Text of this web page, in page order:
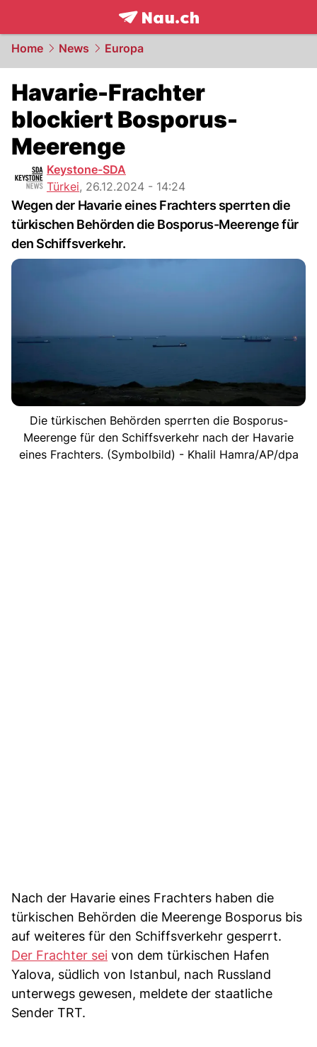
frontpage.NAU.ch
Home News Europa
Havarie-Frachter
blockiert Bosporus-
Meerenge
Keystone-SDA
Türkei, 26.12.2024 - 14:24
Wegen der Havarie eines Frachters sperrten die
türkischen Behörden die Bosporus-Meerenge für
den Schiffsverkehr.
Die türkischen Behörden sperrten die Bosporus-
Meerenge für den Schiffsverkehr nach der Havarie
eines Frachters. (Symbolbild) - Khalil Hamra/AP/dpa
Nach der Havarie eines Frachters haben die
türkischen Behörden die Meerenge Bosporus bis
auf weiteres für den Schiffsverkehr gesperrt.
Der Frachter sei von dem türkischen Hafen
Yalova, südlich von Istanbul, nach Russland
unterwegs gewesen, meldete der staatliche
Sender TRT.